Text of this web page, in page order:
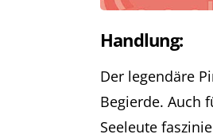
Handlung:
Der legendäre
Begierde. Auch
Seeleute